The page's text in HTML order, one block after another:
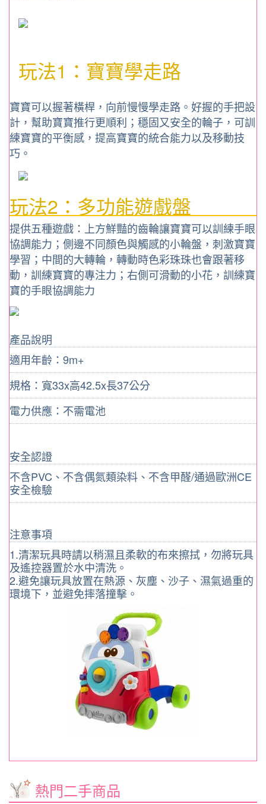
玩法1：寶寶學走路
寶寶可以握著橫桿，向前慢慢學走路。好握的手把設
計，幫助寶寶推行更順利；穩固又安全的輪子，可訓
練寶寶的平衡感，提高寶寶的統合能力以及移動技
巧。
玩法2：多功能遊戲盤
提供五種遊戲：上方鮮豔的齒輪讓寶寶可以訓練手眼
協調能力；側邊不同顏色與觸感的小輪盤，刺激寶寶
學習；中間的大轉輪，轉動時色彩珠珠也會跟著移
動，訓練寶寶的專注力；右側可滑動的小花，訓練寶
寶的手眼協調能力
產品說明
適用年齡：9m+
規格：寬33x高42.5x長37公分
電力供應：不需電池
安全認證
不含PVC、不含偶氮類染料、不含甲醛/通過歐洲CE
安全檢驗
注意事項
1.清潔玩具時請以稍濕且柔軟的布來擦拭，勿將玩具
及遙控器置於水中清洗。
2.避免讓玩具放置在熱源、灰塵、沙子、濕氣過重的
環境下，並避免摔落撞擊。
熱門二手商品